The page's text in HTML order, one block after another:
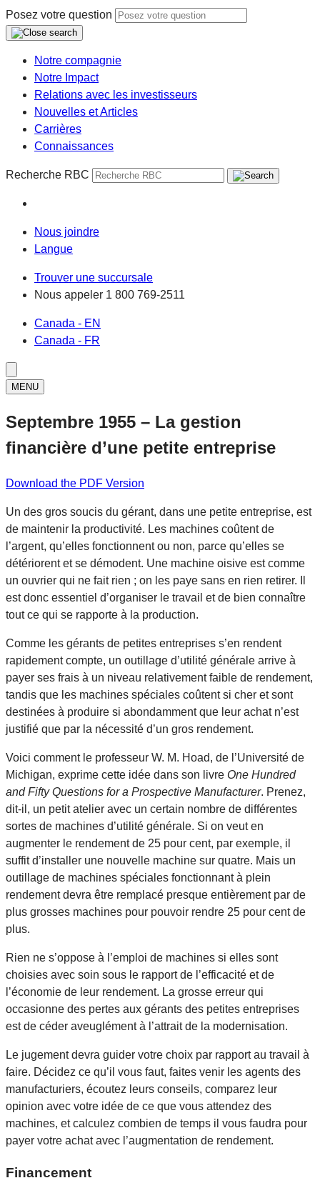
Posez votre question
Notre compagnie
Notre Impact
Relations avec les investisseurs
Nouvelles et Articles
Carrières
Connaissances
Recherche RBC
Nous joindre
Langue
Trouver une succursale
Nous appeler 1 800 769-2511
Canada - EN
Canada - FR
MENU
Septembre 1955 – La gestion
financière d’une petite entreprise
Download the PDF Version
Un des gros soucis du gérant, dans une petite entreprise, est
de maintenir la productivité. Les machines coûtent de
l’argent, qu’elles fonctionnent ou non, parce qu’elles se
détériorent et se démodent. Une machine oisive est comme
un ouvrier qui ne fait rien ; on les paye sans en rien retirer. Il
est donc essentiel d’organiser le travail et de bien connaître
tout ce qui se rapporte à la production.
Comme les gérants de petites entreprises s’en rendent
rapidement compte, un outillage d’utilité générale arrive à
payer ses frais à un niveau relativement faible de rendement,
tandis que les machines spéciales coûtent si cher et sont
destinées à produire si abondamment que leur achat n’est
justifié que par la nécessité d’un gros rendement.
Voici comment le professeur W. M. Hoad, de l’Université de
Michigan, exprime cette idée dans son livre One Hundred
and Fifty Questions for a Prospective Manufacturer. Prenez,
dit-il, un petit atelier avec un certain nombre de différentes
sortes de machines d’utilité générale. Si on veut en
augmenter le rendement de 25 pour cent, par exemple, il
suffit d’installer une nouvelle machine sur quatre. Mais un
outillage de machines spéciales fonctionnant à plein
rendement devra être remplacé presque entièrement par de
plus grosses machines pour pouvoir rendre 25 pour cent de
plus.
Rien ne s’oppose à l’emploi de machines si elles sont
choisies avec soin sous le rapport de l’efficacité et de
l’économie de leur rendement. La grosse erreur qui
occasionne des pertes aux gérants des petites entreprises
est de céder aveuglément à l’attrait de la modernisation.
Le jugement devra guider votre choix par rapport au travail à
faire. Décidez ce qu’il vous faut, faites venir les agents des
manufacturiers, écoutez leurs conseils, comparez leur
opinion avec votre idée de ce que vous attendez des
machines, et calculez combien de temps il vous faudra pour
payer votre achat avec l’augmentation de rendement.
Financement